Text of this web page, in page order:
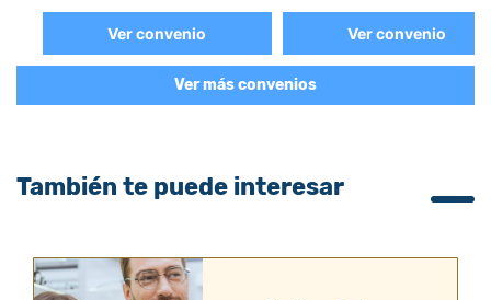
Ver convenio Ver convenio
Ver más convenios
También te puede interesar